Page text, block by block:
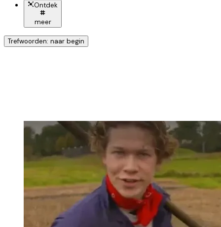
Ontdek
meer
Trefwoorden: naar begin